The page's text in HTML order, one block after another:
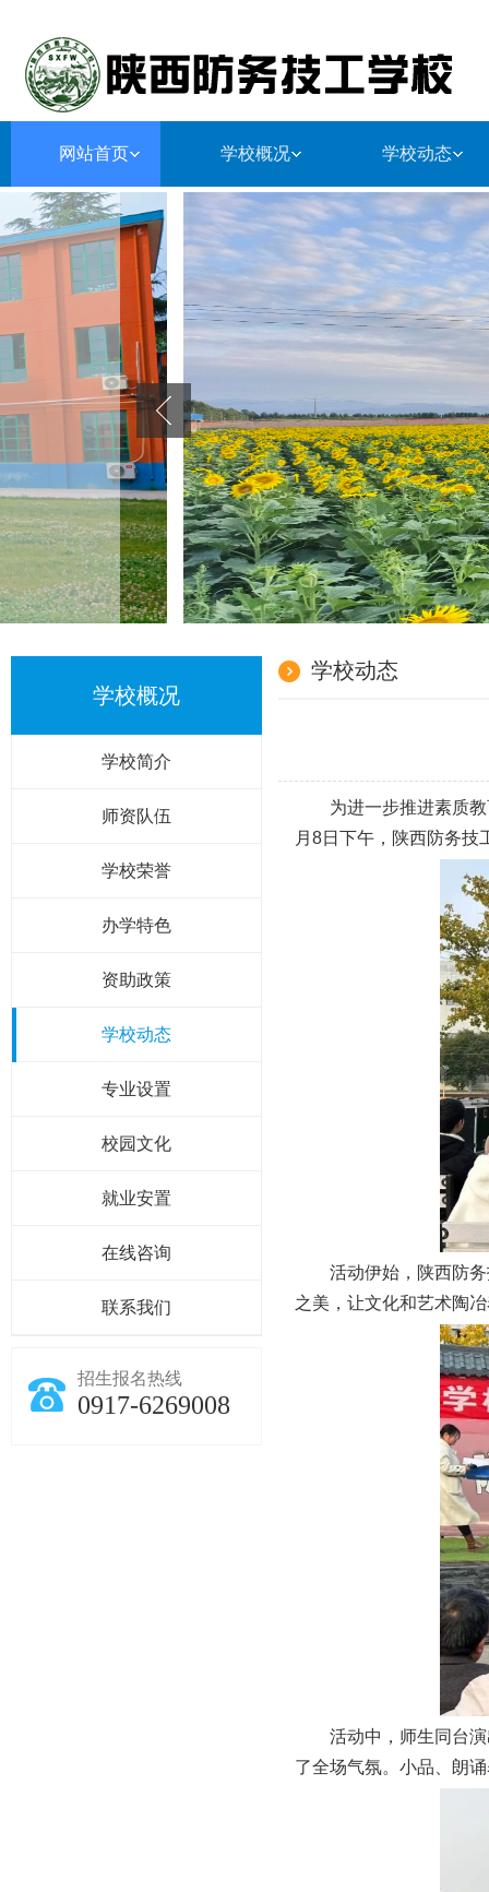
网站首页 学校概况
学校简介 师资队伍 学生管理
学校动态
学校概况
学校简介
师资队伍
学校荣誉
办学特色
资助政策
学校动态
专业设置
校园文化
就业安置
在线咨询
联系我们
招生报名热线
0917-6269008
学校动态
为进一步推进素质
月8日下午，陕西防务技
活动伊始，陕西防
之美，让文化和艺术陶
活动中，师生同台
了全场气氛。小品、朗